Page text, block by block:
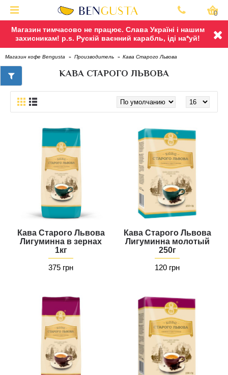
Магазин тимчасово не працює. Слава Україні і нашим
захисникам! p.s. Рускій ваєнний карабль, іді на*уй!
0
Магазин кофе Bengusta Производитель Кава Старого Львова
КАВА СТАРОГО ЛЬВОВА
Кава Старого Львова
Лигуминна в зернах
1кг
375 грн
Кава Старого Львова
Лигуминна молотый
250г
120 грн